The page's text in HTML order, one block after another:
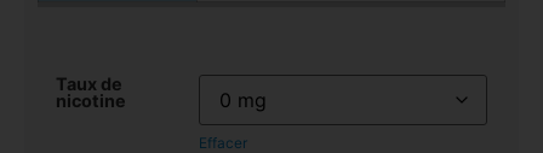
Taux de
nicotine
Effacer